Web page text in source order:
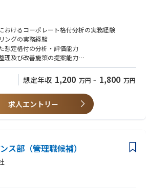
ー
案
案及び実行支援
ーション及び交渉支援
ョン
件推進
提案
付戦略面からの支援
部署との連携
おけるコーポレート格付分析の実務経験
ングの実務経験
想定格付の分析・評価能力
理及び改善施策の提案能力
達等のコーポレートアクションが格付へ与える
への説明及び提案能力
用いた資料作成能力
想定年収 1,200 万円 ~ 1,800 万円
求人エントリー
ス部（管理職候補）